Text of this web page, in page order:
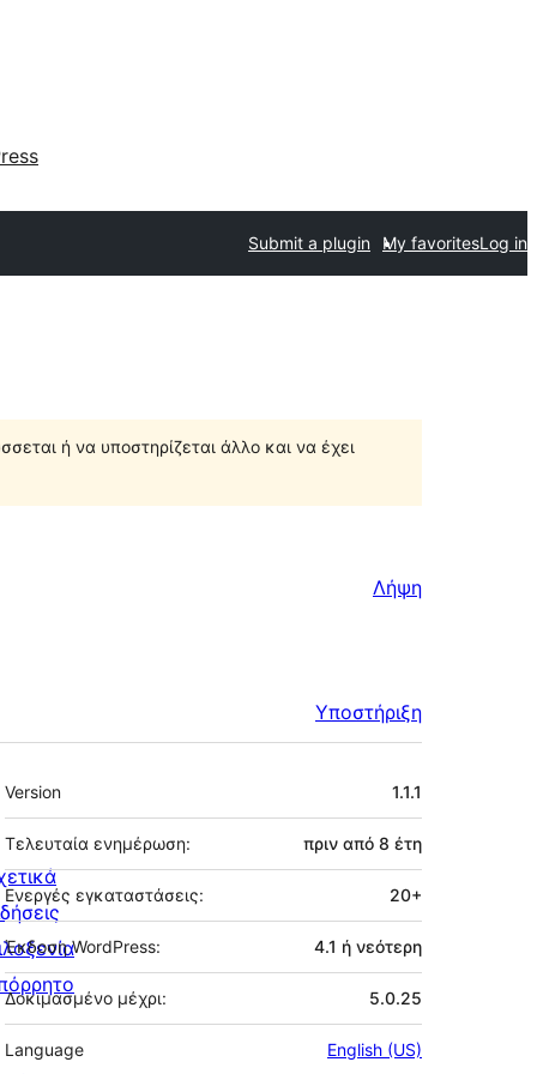
Submit a plugin My favoritesLog in
ή να υποστηρίζεται άλλο και να έχει
Λήψη
Υποστήριξη
Μεταστοιχεία
Version 1.1.1
Τελευταία ενημέρωση: πριν από 8 έτη
Ενεργές εγκαταστάσεις: 20+
Έκδοση WordPress: 4.1 ή νεότερη
Δοκιμασμένο μέχρι: 5.0.25
Language English (US)